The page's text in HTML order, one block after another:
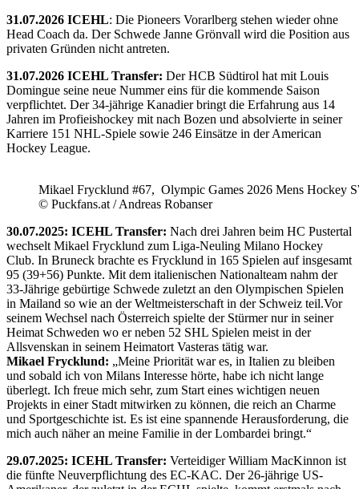
31.07.2026 ICEHL: Die Pioneers Vorarlberg stehen wieder ohne
Head Coach da. Der Schwede Janne Grönvall wird die Position aus
privaten Gründen nicht antreten.
31.07.2026 ICEHL Transfer: Der HCB Südtirol hat mit Louis
Domingue seine neue Nummer eins für die kommende Saison
verpflichtet. Der 34-jährige Kanadier bringt die Erfahrung aus 14
Jahren im Profieishockey mit nach Bozen und absolvierte in seiner
Karriere 151 NHL-Spiele sowie 246 Einsätze in der American
Hockey League.
Mikael Frycklund #67, Olympic Games 2026 Mens Hockey
© Puckfans.at / Andreas Robanser
30.07.2025: ICEHL Transfer: Nach drei Jahren beim HC Pustertal
wechselt Mikael Frycklund zum Liga-Neuling Milano Hockey
Club. In Bruneck brachte es Frycklund in 165 Spielen auf insgesamt
95 (39+56) Punkte. Mit dem italienischen Nationalteam nahm der
33-Jährige gebürtige Schwede zuletzt an den Olympischen Spielen
in Mailand so wie an der Weltmeisterschaft in der Schweiz teil.Vor
seinem Wechsel nach Österreich spielte der Stürmer nur in seiner
Heimat Schweden wo er neben 52 SHL Spielen meist in der
Allsvenskan in seinem Heimatort Vasteras tätig war.
Mikael Frycklund: „Meine Priorität war es, in Italien zu bleiben
und sobald ich von Milans Interesse hörte, habe ich nicht lange
überlegt. Ich freue mich sehr, zum Start eines wichtigen neuen
Projekts in einer Stadt mitwirken zu können, die reich an Charme
und Sportgeschichte ist. Es ist eine spannende Herausforderung, die
mich auch näher an meine Familie in der Lombardei bringt.“
29.07.2025: ICEHL Transfer: Verteidiger William MacKinnon ist
die fünfte Neuverpflichtung des EC-KAC. Der 26-jährige US-